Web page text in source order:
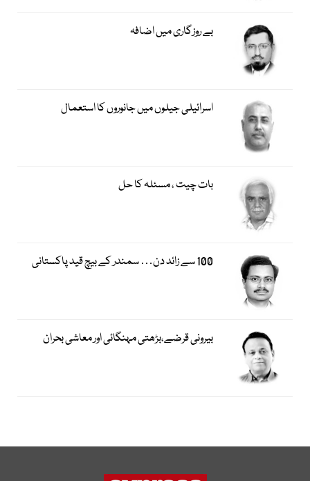
بے روزگاری میں اضافہ
اسرائیلی جیلوں میں جانوروں کا استعمال
بات چیت ، مسئلہ کا حل
100 سے زائد دن… سمندر کے بیچ قید پاکستانی
بیرونی قرضے،بڑھتی مہنگائی اور معاشی بحران